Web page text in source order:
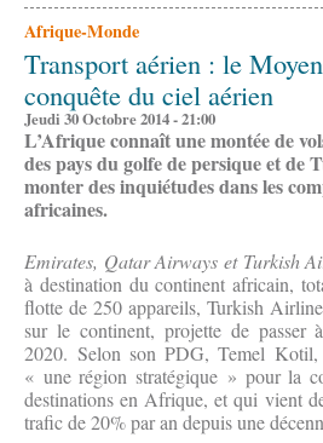
Afrique-Monde
Transport aérien : le
conquête du ciel aérien
Jeudi 30 Octobre 2014 - 21:00
L’Afrique connaît une montée de
des pays du golfe de persique et de
monter des inquiétudes dans les
africaines.
Emirates, Qatar Airways et Turkish
à destination du continent africain,
flotte de 250 appareils, Turkish
sur le continent, projette de passer
2020. Selon son PDG, Temel
« une région stratégique » pour la
destinations en Afrique, et qui vient
trafic de 20% par an depuis une